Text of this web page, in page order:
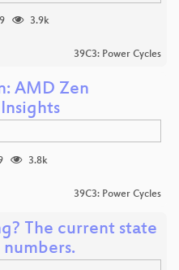
3.9k
39C3: Power Cycles
AMD Zen
3.8k
39C3: Power Cycles
The current state